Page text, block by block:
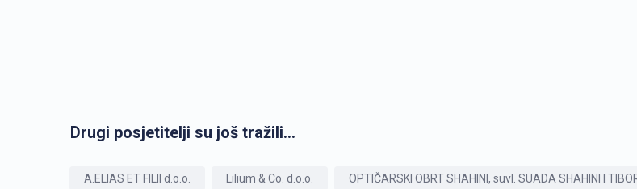
Drugi posjetitelji su još tražili...
A.ELIAS ET FILII d.o.o. Lilium & Co. d.o.o. OPTIČARSKI OBRT SHAHINI, suvl. SUADA SHAHINI I